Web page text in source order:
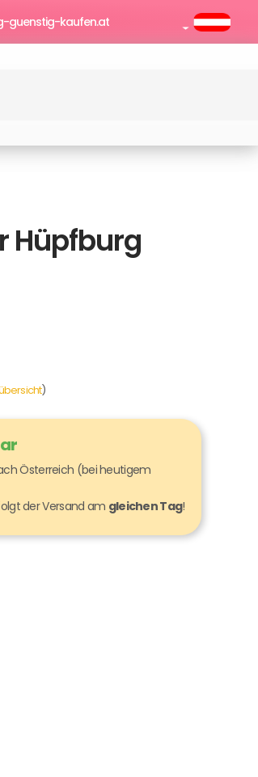
guenstig-kaufen.at
Hüpfburg
)
Österreich (bei heutigem
der Versand am gleichen Tag!